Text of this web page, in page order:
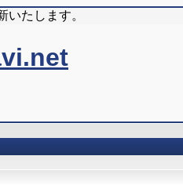
たします。